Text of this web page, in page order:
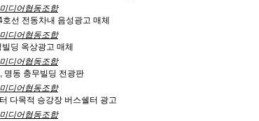
디어협동조합
선 전동차내 음성광고 매체
디어협동조합
딩 옥상광고 매체
디어협동조합
명동 충무빌딩 전광판
디어협동조합
다목적 승강장 버스쉘터 광고
디어협동조합